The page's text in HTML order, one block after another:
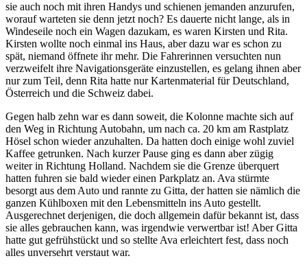
sie auch noch mit ihren Handys und schienen jemanden anzurufen,
worauf warteten sie denn jetzt noch? Es dauerte nicht lange, als in
Windeseile noch ein Wagen dazukam, es waren Kirsten und Rita.
Kirsten wollte noch einmal ins Haus, aber dazu war es schon zu
spät, niemand öffnete ihr mehr. Die Fahrerinnen versuchten nun
verzweifelt ihre Navigationsgeräte einzustellen, es gelang ihnen aber
nur zum Teil, denn Rita hatte nur Kartenmaterial für Deutschland,
Österreich und die Schweiz dabei.
Gegen halb zehn war es dann soweit, die Kolonne machte sich auf
den Weg in Richtung Autobahn, um nach ca. 20 km am Rastplatz
Hösel schon wieder anzuhalten. Da hatten doch einige wohl zuviel
Kaffee getrunken. Nach kurzer Pause ging es dann aber zügig
weiter in Richtung Holland. Nachdem sie die Grenze überquert
hatten fuhren sie bald wieder einen Parkplatz an. Ava stürmte
besorgt aus dem Auto und rannte zu Gitta, der hatten sie nämlich die
ganzen Kühlboxen mit den Lebensmitteln ins Auto gestellt.
Ausgerechnet derjenigen, die doch allgemein dafür bekannt ist, dass
sie alles gebrauchen kann, was irgendwie verwertbar ist! Aber Gitta
hatte gut gefrühstückt und so stellte Ava erleichtert fest, dass noch
alles unversehrt verstaut war.